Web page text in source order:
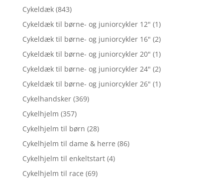
Cykeldæk (843)
Cykeldæk til børne- og juniorcykler 12" (1)
Cykeldæk til børne- og juniorcykler 16" (2)
Cykeldæk til børne- og juniorcykler 20" (1)
Cykeldæk til børne- og juniorcykler 24" (2)
Cykeldæk til børne- og juniorcykler 26" (1)
Cykelhandsker (369)
Cykelhjelm (357)
Cykelhjelm til børn (28)
Cykelhjelm til dame & herre (86)
Cykelhjelm til enkeltstart (4)
Cykelhjelm til race (69)